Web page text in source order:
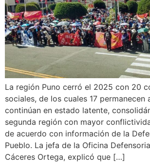
La región Puno cerró el 2025 con 20
sociales, de los cuales 17
continúan en estado latente,
segunda región con mayor
de acuerdo con información de la
Pueblo. La jefa de la Oficina
Cáceres Ortega, explicó que […]